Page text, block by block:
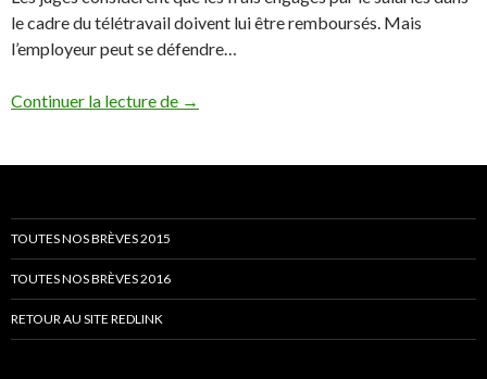
le cadre du télétravail doivent lui être remboursés. Mais
l’employeur peut se défendre…
Continuer la lecture de Télétravail : l’employeur doit
→
TOUTES NOS BRÈVES 2015
TOUTES NOS BRÈVES 2016
RETOUR AU SITE REDLINK